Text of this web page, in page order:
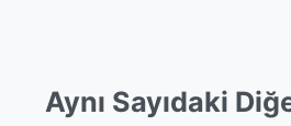
Aynı Sayıdaki